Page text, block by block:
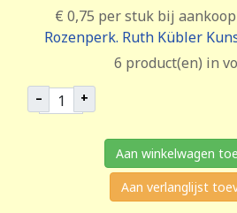
€ 0,75 per stuk bij
Rozenperk. Ruth Kübler
6 product(en) in
– +
Aan winkelwagen
Aan verlanglijst